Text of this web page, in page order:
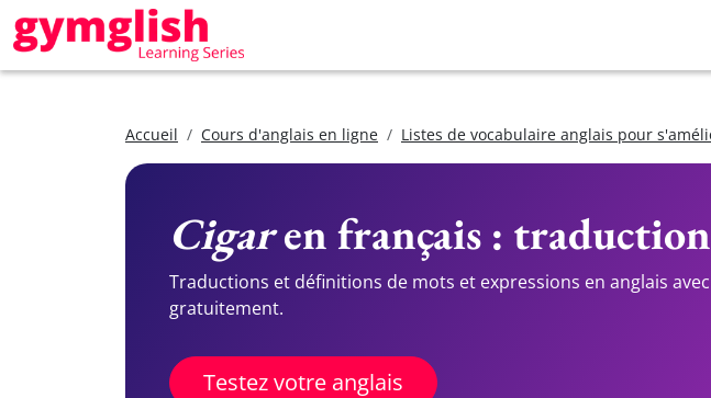
Accueil Cours d'anglais en ligne Listes de vocabulaire anglais pour
Cigaren français :
Traductions et définitions de mots et expressions en anglais
gratuitement.
Testez votre anglais